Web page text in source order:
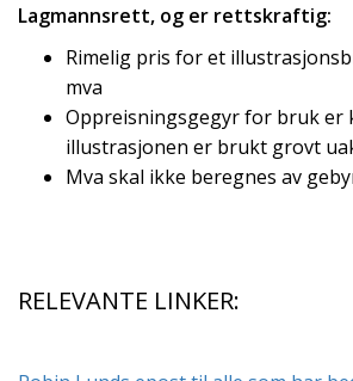
Lagmannsrett, og er rettskraftig:
Rimelig pris for et
mva
Oppreisningsgegyr for bruk er
illustrasjonen er brukt grovt
Mva skal ikke beregnes av
RELEVANTE LINKER: